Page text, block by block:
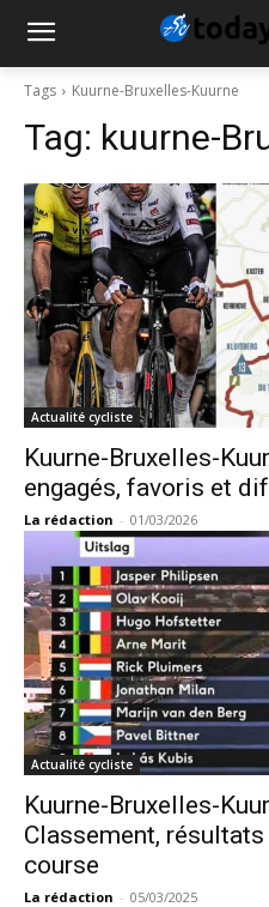
Tags Kuurne-Bruxelles-Kuurne
Tag: kuurne-
Actualité cycliste
Kuurne-Bruxelles-
engagés, favoris et
La rédaction - 01/03/2026
Actualité cycliste
Kuurne-Bruxelles-
Classement,
course
La rédaction - 05/03/2025